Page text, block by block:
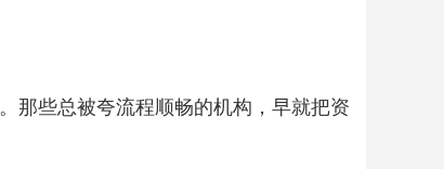
。那些总被夸流程顺畅的机构，早就把资